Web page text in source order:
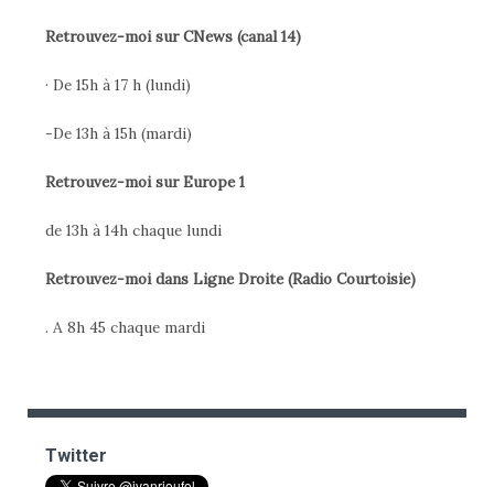
Retrouvez-moi sur CNews (canal 14)
· De 15h à 17 h (lundi)
-De 13h à 15h (mardi)
Retrouvez-moi sur Europe 1
de 13h à 14h chaque lundi
Retrouvez-moi dans Ligne Droite (Radio Courtoisie)
. A 8h 45 chaque mardi
Twitter